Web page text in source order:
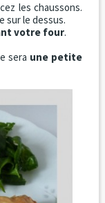
les chaussons.
sur le dessus.
votre four.
sera une petite